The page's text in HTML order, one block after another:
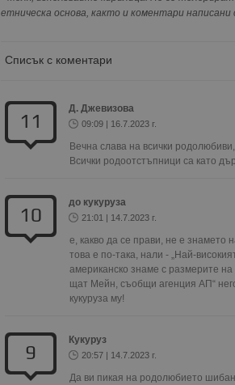
съхранявана при нас или показвана на
етническа основа, както и коментари написани
Списък с коментари
11
Д. Джевизова
09:09 | 16.7.2023 г.
Вечна слава на всички
Всички родоотстъпници са като
10
до кукуруза
21:01 | 14.7.2023 г.
е, какво да се прави, не е
това е по-така, нали - „Най-
американско знаме с размерите
щат Мейн, съобщи агенция АП“
кукуруза му!
9
Кукуруз
20:57 | 14.7.2023 г.
Да ви пикая на родолюбието
Име
__cf_bm
receive-cookie-